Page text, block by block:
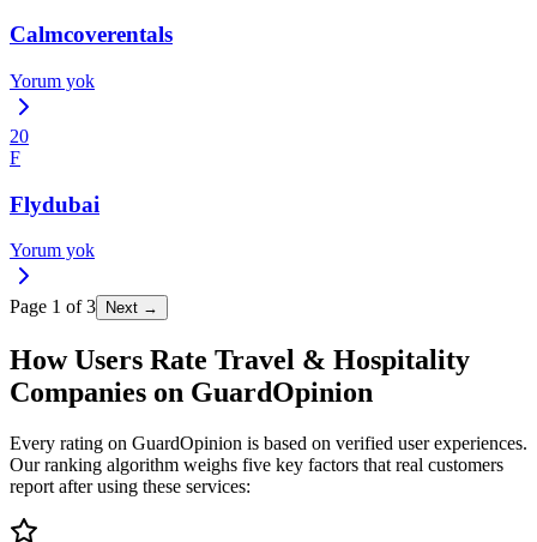
Calmcoverentals
Yorum yok
20
F
Flydubai
Yorum yok
Page 1 of3 Next →
How Users Rate Travel & Hospitality
Companies on GuardOpinion
Every rating on GuardOpinion is based on verified user experiences.
Our ranking algorithm weighs five key factors that real customers
report after using these services: